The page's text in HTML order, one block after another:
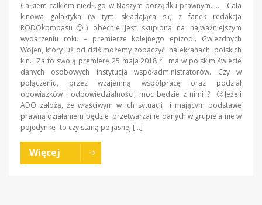
Całkiem całkiem niedługo w Naszym porządku prawnym….. Cała
kinowa galaktyka (w tym składająca się z fanek redakcja
RODOkompasu🙂) obecnie jest skupiona na najważniejszym
wydarzeniu roku – premierze kolejnego epizodu Gwiezdnych
Wojen, który już od dziś możemy zobaczyć na ekranach polskich
kin. Za to swoją premierę 25 maja 2018 r. ma w polskim świecie
danych osobowych instytucja współadministratorów. Czy w
połączeniu, przez wzajemną współpracę oraz podział
obowiązków i odpowiedzialności, moc będzie z nimi ? 🙂Jeżeli
ADO założą, że właściwym w ich sytuacji i mającym podstawę
prawną działaniem będzie przetwarzanie danych w grupie a nie w
pojedynkę- to czy staną po jasnej […]
Więcej